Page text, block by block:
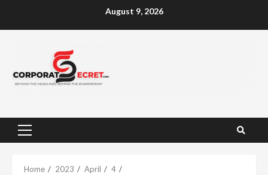
August 9, 2026
Primary
Home 2023 April
4